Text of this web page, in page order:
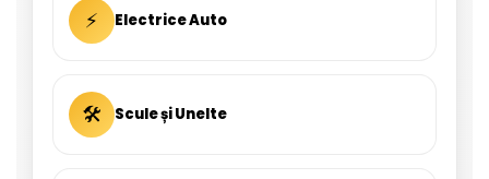
⚡ Electrice Auto
🛠 Scule și Unelte